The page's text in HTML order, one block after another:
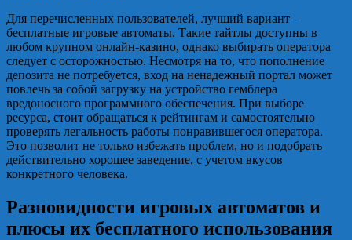
Для перечисленных пользователей, лучший вариант –
бесплатные игровые автоматы. Такие тайтлы доступны в
любом крупном онлайн-казино, однако выбирать оператора
следует с осторожностью. Несмотря на то, что пополнение
депозита не потребуется, вход на ненадежный портал может
повлечь за собой загрузку на устройство гемблера
вредоносного программного обеспечения. При выборе
ресурса, стоит обращаться к рейтингам и самостоятельно
проверять легальность работы понравившегося оператора.
Это позволит не только избежать проблем, но и подобрать
действительно хорошее заведение, с учетом вкусов
конкретного человека.
Разновидности игровых автоматов и
плюсы их бесплатного использования